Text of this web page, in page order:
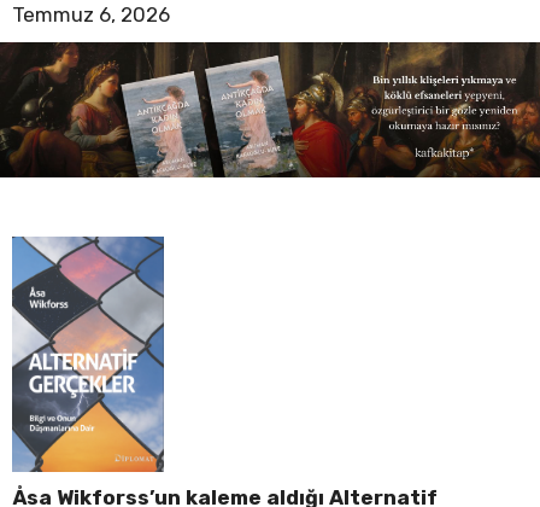
Temmuz 6, 2026
Åsa Wikforss’un kaleme aldığı Alternatif